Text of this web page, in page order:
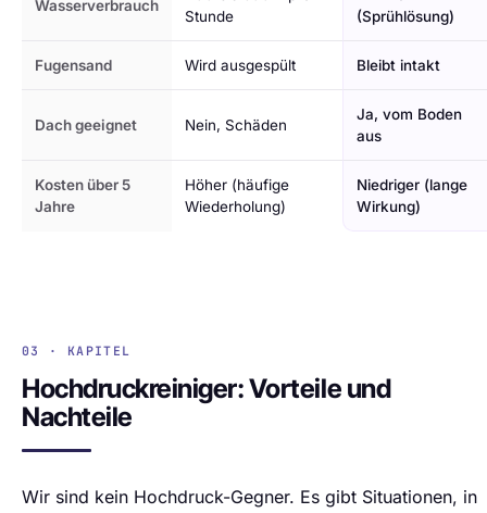
Wasserverbrauch
Stunde
(Sprühlösung)
Fugensand Wird ausgespült Bleibt intakt
Dach geeignet Nein, Schäden
Ja, vom Boden
aus
Kosten über 5
Jahre
Höher (häufige
Wiederholung)
Niedriger (lange
Wirkung)
03 · KAPITEL
Hochdruckreiniger: Vorteile und
Nachteile
Wir sind kein Hochdruck-Gegner. Es gibt Situationen, in